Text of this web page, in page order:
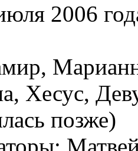
2006
Хесус,
позже)